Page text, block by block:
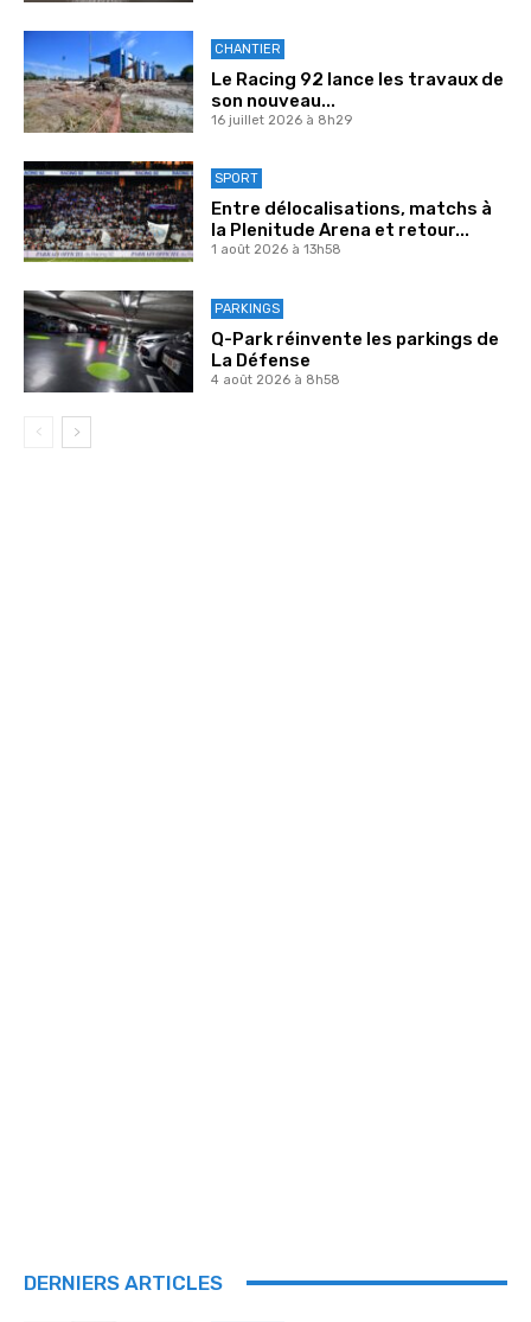
CHANTIER
Le Racing 92 lance les travaux de
son nouveau...
16 juillet 2026 à 8h29
SPORT
Entre délocalisations, matchs à
la Plenitude Arena et retour...
1 août 2026 à 13h58
PARKINGS
Q-Park réinvente les parkings de
La Défense
4 août 2026 à 8h58
DERNIERS ARTICLES